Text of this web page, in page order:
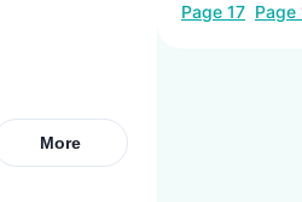
More
Page 17 Page